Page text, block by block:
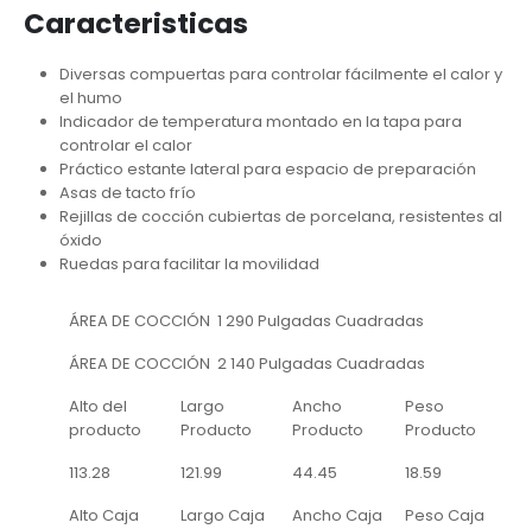
Caracteristicas
Diversas compuertas para controlar fácilmente el calor y
el humo
Indicador de temperatura montado en la tapa para
controlar el calor
Práctico estante lateral para espacio de preparación
Asas de tacto frío
Rejillas de cocción cubiertas de porcelana, resistentes al
óxido
Ruedas para facilitar la movilidad
ÁREA DE COCCIÓN 1 290 Pulgadas Cuadradas
ÁREA DE COCCIÓN 2 140 Pulgadas Cuadradas
Alto del
producto
Largo
Producto
Ancho
Producto
Peso
Producto
113.28
121.99 44.45
18.59
Alto Caja
Largo Caja Ancho Caja
Peso Caja